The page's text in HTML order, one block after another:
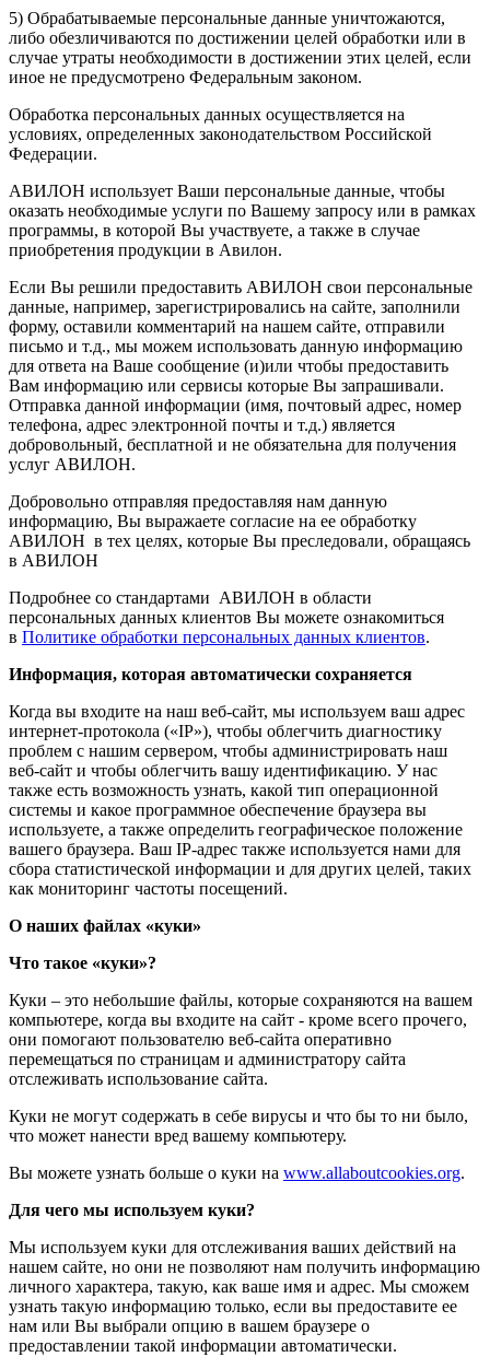
5) Обрабатываемые персональные данные уничтожаются,
либо обезличиваются по достижении целей обработки или в
случае утраты необходимости в достижении этих целей, если
иное не предусмотрено Федеральным законом.
Обработка персональных данных осуществляется на
условиях, определенных законодательством Российской
Федерации.
АВИЛОН использует Ваши персональные данные, чтобы
оказать необходимые услуги по Вашему запросу или в рамках
программы, в которой Вы участвуете, а также в случае
приобретения продукции в Авилон.
Если Вы решили предоставить АВИЛОН свои персональные
данные, например, зарегистрировались на сайте, заполнили
форму, оставили комментарий на нашем сайте, отправили
письмо и т.д., мы можем использовать данную информацию
для ответа на Ваше сообщение (и)или чтобы предоставить
Вам информацию или сервисы которые Вы запрашивали.
Отправка данной информации (имя, почтовый адрес, номер
телефона, адрес электронной почты и т.д.) является
добровольный, бесплатной и не обязательна для получения
услуг АВИЛОН.
Добровольно отправляя предоставляя нам данную
информацию, Вы выражаете согласие на ее обработку
АВИЛОН в тех целях, которые Вы преследовали, обращаясь
в АВИЛОН
Подробнее со стандартами АВИЛОН в области
персональных данных клиентов Вы можете ознакомиться
в Политике обработки персональных данных клиентов.
Информация, которая автоматически сохраняется
Когда вы входите на наш веб-сайт, мы используем ваш адрес
интернет-протокола («IP»), чтобы облегчить диагностику
проблем с нашим сервером, чтобы администрировать наш
веб-сайт и чтобы облегчить вашу идентификацию. У нас
также есть возможность узнать, какой тип операционной
системы и какое программное обеспечение браузера вы
используете, а также определить географическое положение
вашего браузера. Ваш IP-адрес также используется нами для
сбора статистической информации и для других целей, таких
как мониторинг частоты посещений.
О наших файлах «куки»
Что такое «куки»?
Куки – это небольшие файлы, которые сохраняются на вашем
компьютере, когда вы входите на сайт - кроме всего прочего,
они помогают пользователю веб-сайта оперативно
перемещаться по страницам и администратору сайта
отслеживать использование сайта.
Куки не могут содержать в себе вирусы и что бы то ни было,
что может нанести вред вашему компьютеру.
Вы можете узнать больше о куки на www.allaboutcookies.org.
Для чего мы используем куки?
Мы используем куки для отслеживания ваших действий на
нашем сайте, но они не позволяют нам получить информацию
личного характера, такую, как ваше имя и адрес. Мы сможем
узнать такую информацию только, если вы предоставите ее
нам или Вы выбрали опцию в вашем браузере о
предоставлении такой информации автоматически.